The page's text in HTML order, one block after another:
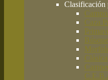
Clasificación
Caza
Clásica